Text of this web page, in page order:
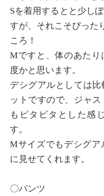
Sを着用するとと少し
すが、それこそぴった
ころ！
Mですと、体のあたり
度かと思います。
デシグアルとしては
ットですので、ジャ
もピタピタとした感
す。
Mサイズでもデシグア
に見せてくれます。
〇パンツ